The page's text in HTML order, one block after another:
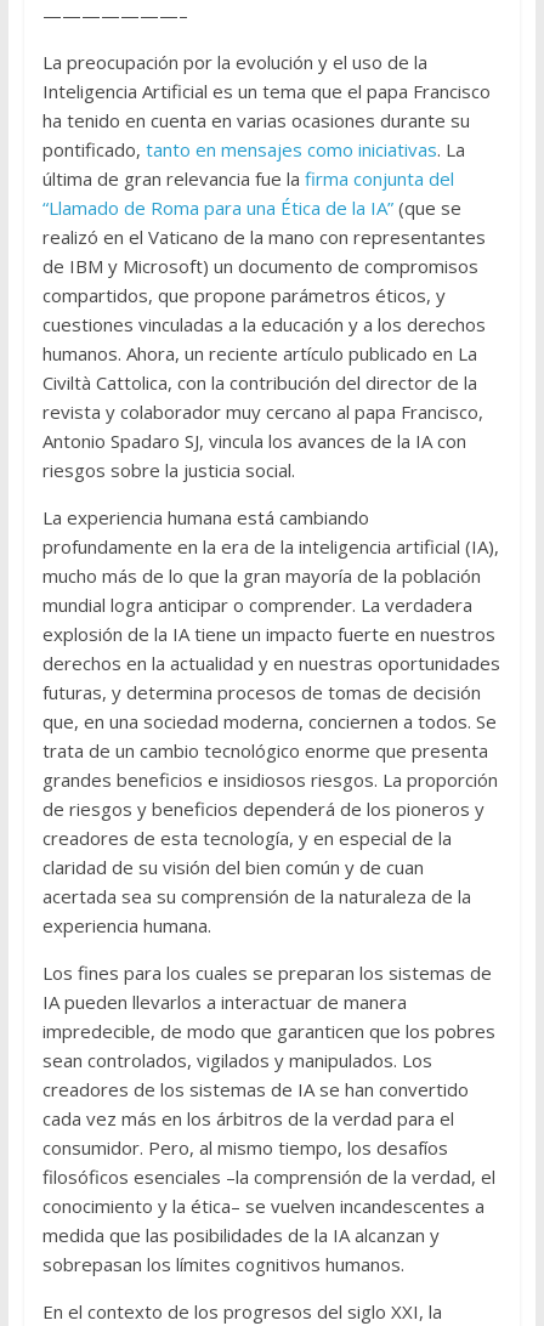
———————–
La preocupación por la evolución y el uso de la
Inteligencia Artificial es un tema que el papa Francisco
ha tenido en cuenta en varias ocasiones durante su
pontificado, tanto en mensajes como iniciativas. La
última de gran relevancia fue la firma conjunta del
“Llamado de Roma para una Ética de la IA”(que se
realizó en el Vaticano de la mano con representantes
de IBM y Microsoft) un documento de compromisos
compartidos, que propone parámetros éticos, y
cuestiones vinculadas a la educación y a los derechos
humanos. Ahora, un reciente artículo publicado en La
Civiltà Cattolica, con la contribución del director de la
revista y colaborador muy cercano al papa Francisco,
Antonio Spadaro SJ, vincula los avances de la IA con
riesgos sobre la justicia social.
La experiencia humana está cambiando
profundamente en la era de la inteligencia artificial (IA),
mucho más de lo que la gran mayoría de la población
mundial logra anticipar o comprender. La verdadera
explosión de la IA tiene un impacto fuerte en nuestros
derechos en la actualidad y en nuestras oportunidades
futuras, y determina procesos de tomas de decisión
que, en una sociedad moderna, conciernen a todos. Se
trata de un cambio tecnológico enorme que presenta
grandes beneficios e insidiosos riesgos. La proporción
de riesgos y beneficios dependerá de los pioneros y
creadores de esta tecnología, y en especial de la
claridad de su visión del bien común y de cuan
acertada sea su comprensión de la naturaleza de la
experiencia humana.
Los fines para los cuales se preparan los sistemas de
IA pueden llevarlos a interactuar de manera
impredecible, de modo que garanticen que los pobres
sean controlados, vigilados y manipulados. Los
creadores de los sistemas de IA se han convertido
cada vez más en los árbitros de la verdad para el
consumidor. Pero, al mismo tiempo, los desafíos
filosóficos esenciales –la comprensión de la verdad, el
conocimiento y la ética– se vuelven incandescentes a
medida que las posibilidades de la IA alcanzan y
sobrepasan los límites cognitivos humanos.
En el contexto de los progresos del siglo XXI, la